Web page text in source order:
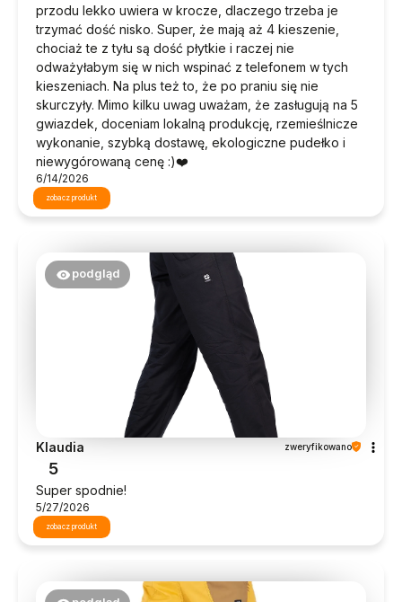
przodu lekko uwiera w krocze, dlaczego trzeba je
trzymać dość nisko. Super, że mają aż 4 kieszenie,
chociaż te z tyłu są dość płytkie i raczej nie
odważyłabym się w nich wspinać z telefonem w tych
kieszeniach. Na plus też to, że po praniu się nie
skurczyły. Mimo kilku uwag uważam, że zasługują na 5
gwiazdek, doceniam lokalną produkcję, rzemieślnicze
wykonanie, szybką dostawę, ekologiczne pudełko i
niewygórowaną cenę :)❤️
6/14/2026
zobacz produkt
podgląd
Klaudia zweryfikowano
5
Super spodnie!
5/27/2026
zobacz produkt